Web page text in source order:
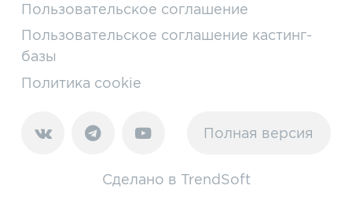
Пользовательское соглашение
Пользовательское соглашение кастинг-
базы
Политика cookie
Полная версия
Сделано в TrendSoft